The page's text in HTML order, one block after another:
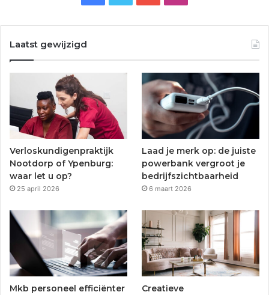
o
o
k
r
u
b
e
a
g
r
a
m
Laatst gewijzigd
Verloskundigenpraktijk
Nootdorp of Ypenburg:
waar let u op?
25 april 2026
Laad je merk op: de juiste
powerbank vergroot je
bedrijfszichtbaarheid
6 maart 2026
Mkb personeel efficiënter
Creatieve